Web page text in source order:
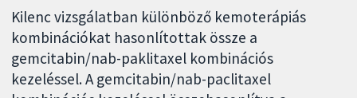
Kilenc vizsgálatban különböző kemoterápiás
kombinációkat hasonlítottak össze a
gemcitabin/nab-paklitaxel kombinációs
kezeléssel. A gemcitabin/nab-paclitaxel